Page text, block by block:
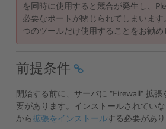
を同時に使用すると競合が発生し、
必要なポートが閉じられてしまいま
つのツールだけ使用することをお勧め
前提条件
開始する前に、サーバに "Firewall" 拡
要があります。インストールされてい
から拡張をインストールする必要があり